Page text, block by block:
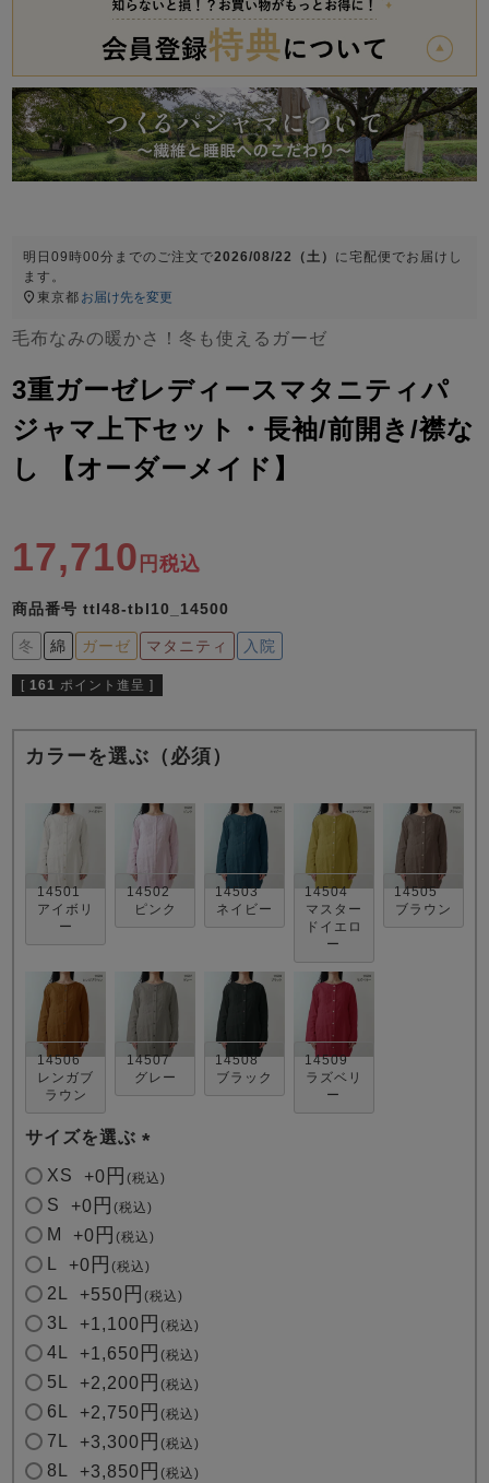
売れ筋ランキング
- Item Ranking -
すべての季節のパジャマ一覧はこちら
ズボン単品
すべてのキッ
パジャマ
き
り
単品
ン単品
単品
ン単品
売れ筋ランキング
新着商品
- New Arrival -
すべてのデザインのパジャマ一覧はこちら
明日09時00分 までのご注文で2026/08/22（土） に宅配便 でお届けし
ます。
東京都 お届け先を変更
毛布なみの暖かさ！冬も使えるガーゼ
3重ガーゼレディースマタニティパ
ジャマ上下セット・長袖/前開き/襟な
し 【オーダーメイド】
17,710 税込
商品番号 ttl48-tbl10_14500
冬 綿 ガーゼ マタニティ 入院
[ 161 ポイント進呈 ]
カラーを選ぶ（必須）
14501
アイボリ
ー
14502
ピンク
14503
ネイビー
14504
マスター
ドイエロ
ー
14505
ブラウン
14506
レンガブ
ラウン
14507
グレー
14508
ブラック
14509
ラズベリ
ー
サイズを選ぶ
(
)
XS +0 税込
S +0 税込
M +0 税込
+0 税込
2L +550 税込
3L +1,100 税込
4L +1,650 税込
5L +2,200 税込
6L +2,750 税込
7L +3,300 税込
8L +3,850 税込